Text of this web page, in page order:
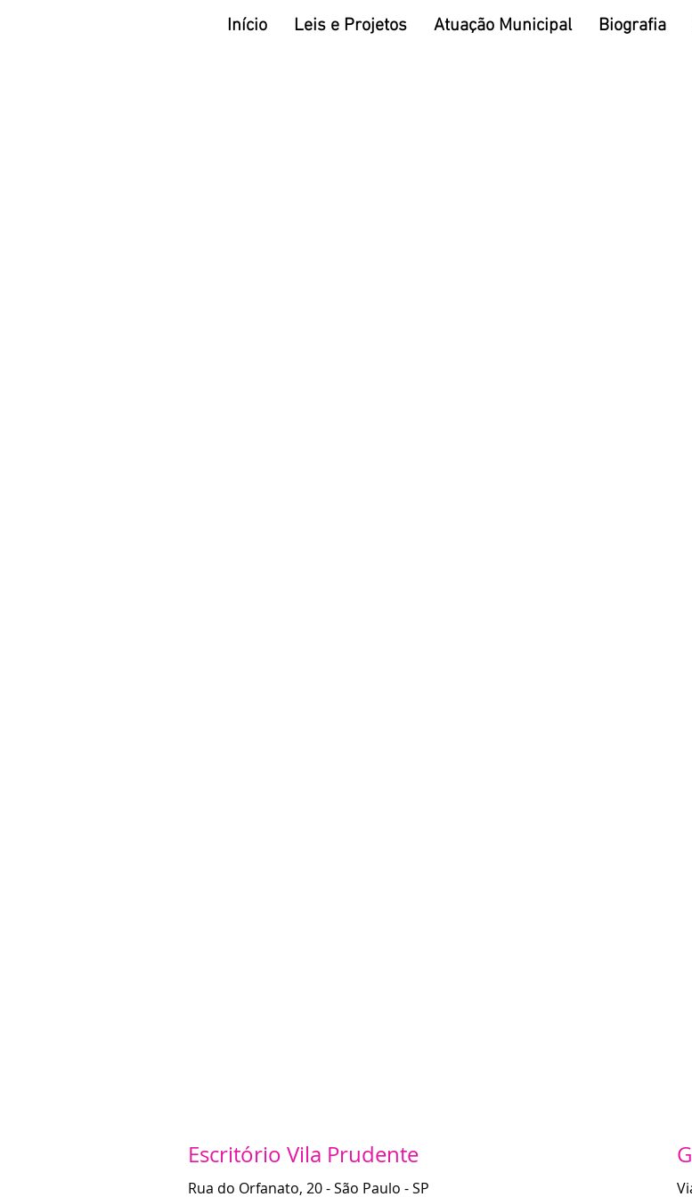
Início Leis e Projetos Atuação Municipal Biografia
Escritório Vila Prudente​​
Rua do Orfanato, 20 - São Paulo - SP